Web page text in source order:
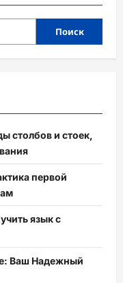
Поиск
столбов и стоек,
первой
язык с
Ваш Надежный